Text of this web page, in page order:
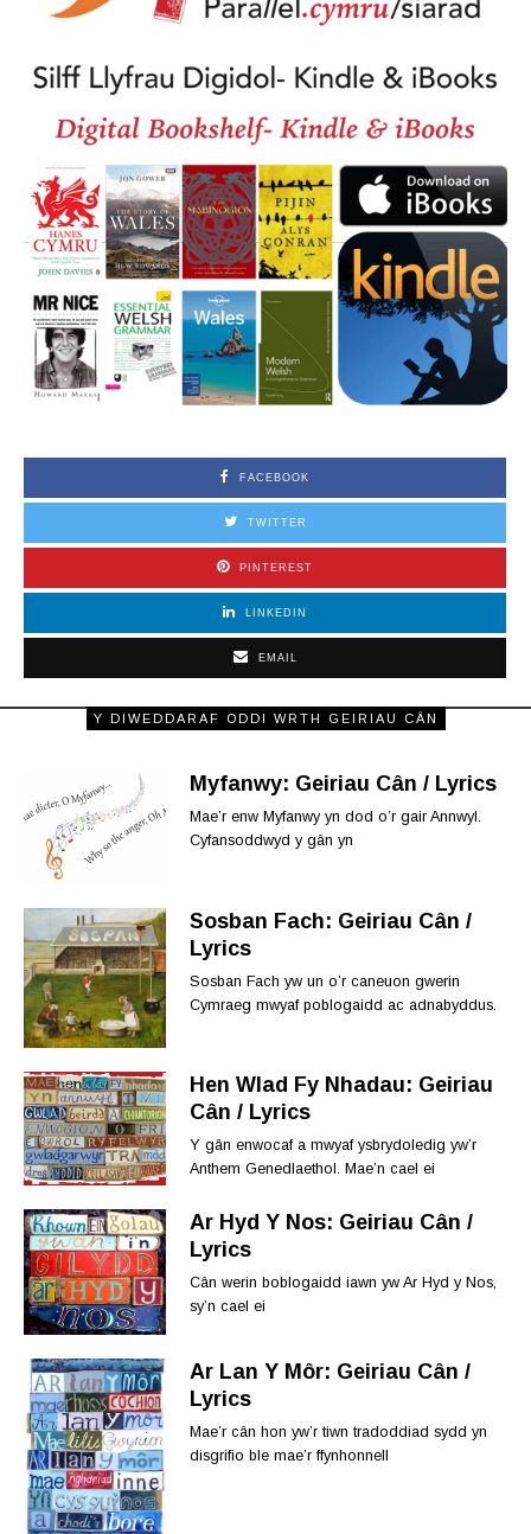
FACEBOOK
TWITTER
PINTEREST
LINKEDIN
EMAIL
Y DIWEDDARAF ODDI WRTH GEIRIAU CÂN
Myfanwy: Geiriau Cân / Lyrics
Mae’r enw Myfanwy yn dod o’r gair Annwyl.
Cyfansoddwyd y gân yn
Sosban Fach: Geiriau Cân /
Lyrics
Sosban Fach yw un o’r caneuon gwerin
Cymraeg mwyaf poblogaidd ac adnabyddus.
Hen Wlad Fy Nhadau: Geiriau
Cân / Lyrics
Y gân enwocaf a mwyaf ysbrydoledig yw’r
Anthem Genedlaethol. Mae’n cael ei
Ar Hyd Y Nos: Geiriau Cân /
Lyrics
Cân werin boblogaidd iawn yw Ar Hyd y Nos,
sy’n cael ei
Ar Lan Y Môr: Geiriau Cân /
Lyrics
Mae’r cân hon yw’r tiwn tradoddiad sydd yn
disgrifio ble mae’r ffynhonnell